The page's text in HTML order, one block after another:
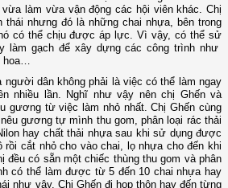
làm vừa vận động các hội viên khác. Chị
thái nhưng đó là những chai nhựa, bên trong
có thể chịu được áp lực. Vì vậy, có thể sử
làm gạch để xây dựng các công trình như
người dân không phải là việc có thể làm ngay
nhiều lần. Nghĩ như vậy nên chị Ghến và
gương từ việc làm nhỏ nhất. Chị Ghến cùng
gương tự mình thu gom, phân loại rác thải
hay chất thải nhựa sau khi sử dụng được
cắt nhỏ cho vào chai, lọ nhựa cho đến khi
đều có sẵn một chiếc thùng thu gom và phân
có thể làm được từ 5 đến 10 chai nhựa hay
như vậy. Chị Ghến đi họp thôn hay đến từng